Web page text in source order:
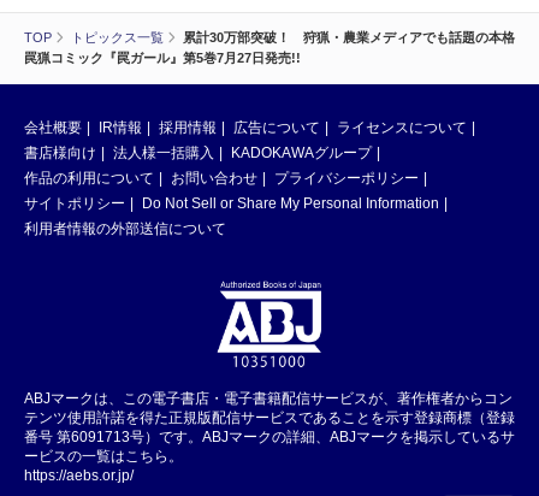
TOP トピックス一覧
累計30万部突破！ 狩猟・農業メディアでも話題の本格
罠猟コミック『罠ガール』第5巻7月27日発売!!
会社概要 IR情報 採用情報 広告について
ライセンスについて
書店様向け
法人様一括購入
KADOKAWAグループ
作品の利用について
お問い合わせ
プライバシーポリシー
サイトポリシー
Do Not Sell or Share My Personal Information
利用者情報の外部送信について
ABJマークは、この電子書店・電子書籍配信サービスが、著作権者からコン
テンツ使用許諾を得た正規版配信サービスであることを示す登録商標（登録
番号 第6091713号）です。ABJマークの詳細、ABJマークを掲示しているサ
ービスの一覧はこちら。
https://aebs.or.jp/